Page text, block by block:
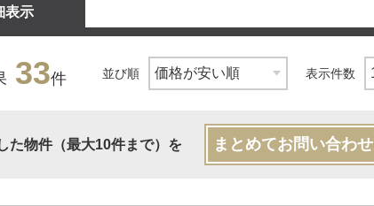
表示
33件 並び順 表示件数
た物件（最大10件まで）を まとめてお問い合わせ